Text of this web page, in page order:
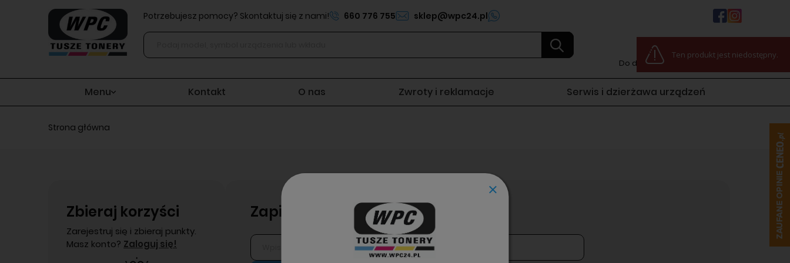
Potrzebujesz pomocy? Skontaktuj się z nami! 660 776 755 sklep@wpc24.pl
Do darmowej dostawy: 100,00 zł
Menu Kontakt O nas Zwroty i reklamacje Serwis i dzierżawa urządzeń
Strona główna
Ten produkt jest niedostępny.
Zbieraj korzyści
Zarejestruj się i zbieraj punkty.
Masz konto? Zaloguj się!
Zapisz się do newslettera!